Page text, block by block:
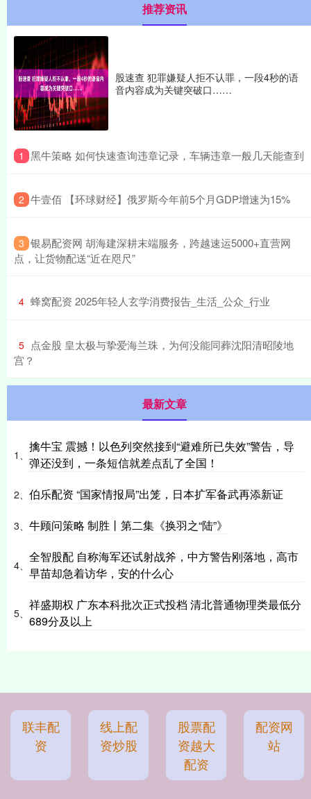
推荐资讯
股速查 犯罪嫌疑人拒不认罪，一段4秒的语
音内容成为关键突破口……
1 ​黑牛策略 如何快速查询违章记录，车辆违章一般几天能查到
2 ​牛壹佰 【环球财经】俄罗斯今年前5个月GDP增速为15%
3 ​银易配资网 胡海建深耕末端服务，跨越速运5000+直营网
点，让货物配送“近在咫尺”
4 ​蜂窝配资 2025年轻人玄学消费报告_生活_公众_行业
5 ​点金股 皇太极与挚爱海兰珠，为何没能同葬沈阳清昭陵地
宫？
最新文章
1、
擒牛宝 震撼！以色列突然接到“避难所已失效”警告，导
弹还没到，一条短信就差点乱了全国！
2、 伯乐配资 “国家情报局”出笼，日本扩军备武再添新证
3、 牛顾问策略 制胜丨第二集《换羽之“陆”》
4、
全智股配 自称海军还试射战斧，中方警告刚落地，高市
早苗却急着访华，安的什么心
5、
祥盛期权 广东本科批次正式投档 清北普通物理类最低分
689分及以上
联丰配
资
线上配
资炒股
股票配
资越大
配资
配资网
站